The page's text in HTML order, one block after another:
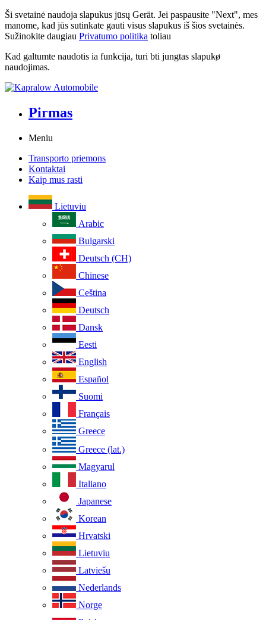
Ši svetainė naudoja slapukus jūsų Gerät. Jei paspausite "Next", mes
manome, kad jūs sutinkate gauti visus slapukus iš šios svetainės.
Sužinokite daugiau Privatumo politika toliau
Kad galtumte naudotis ia funkcija, turi bti jungtas slapukø
naudojimas.
Pirmas
Meniu
Transporto priemons
Kontaktai
Kaip mus rasti
Lietuviu
Arabic
Bulgarski
Deutsch (CH)
Chinese
Ceština
Deutsch
Dansk
Eesti
English
Español
Suomi
Français
Greece
Greece (lat.)
Magyarul
Italiano
Japanese
Korean
Hrvatski
Lietuviu
Latviešu
Nederlands
Norge